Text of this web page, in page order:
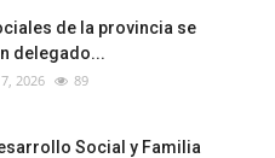
de la provincia se
delegado...
2026 89
Social y Familia